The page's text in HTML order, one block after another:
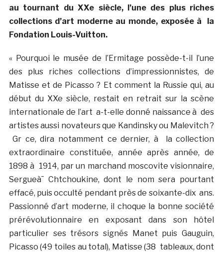
au tournant du XXe siècle, l’une des plus riches
collections d’art moderne au monde, exposée à la
Fondation Louis-Vuitton.
« Pourquoi le musée de l’Ermitage possède-t-il l’une
des plus riches collections d’impressionnistes, de
Matisse et de Picasso ? Et comment la Russie qui, au
début du XXe siècle, restait en retrait sur la scène
internationale de l’art a-t-elle donné naissance à des
artistes aussi novateurs que Kandinsky ou Malevitch ?
Gr ce, dira notamment ce dernier, à la collection
extraordinaire constituée, année après année, de
1898 à 1914, par un marchand moscovite visionnaire,
Sergueà¯ Chtchoukine, dont le nom sera pourtant
effacé, puis occulté pendant près de soixante-dix ans.
Passionné d’art moderne, il choque la bonne société
prérévolutionnaire en exposant dans son hôtel
particulier ses trésors signés Manet puis Gauguin,
Picasso (49 toiles au total), Matisse (38 tableaux, dont